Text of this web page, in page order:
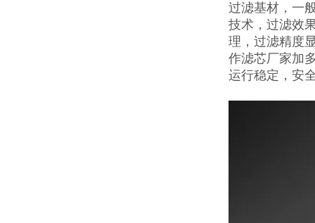
过滤基材，一
技术，过滤效
理，过滤精度
作滤芯厂家加
运行稳定，安